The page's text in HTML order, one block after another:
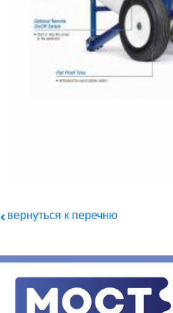
вернуться к перечню